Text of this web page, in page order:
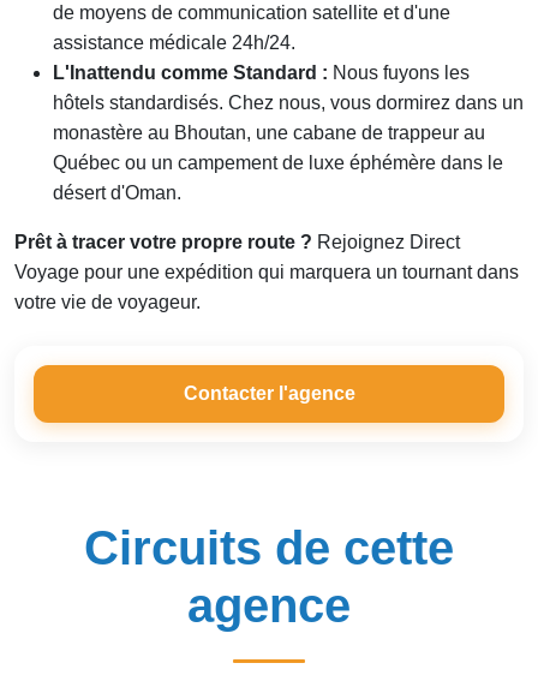
de moyens de communication satellite et d'une
assistance médicale 24h/24.
L'Inattendu comme Standard : Nous fuyons les
hôtels standardisés. Chez nous, vous dormirez dans un
monastère au Bhoutan, une cabane de trappeur au
Québec ou un campement de luxe éphémère dans le
désert d'Oman.
Prêt à tracer votre propre route ? Rejoignez Direct
Voyage pour une expédition qui marquera un tournant dans
votre vie de voyageur.
Contacter l'agence
Circuits de cette
agence